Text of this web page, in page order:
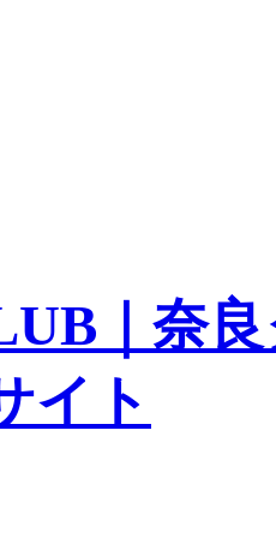
スタッフ
「volundeer」
ドライン